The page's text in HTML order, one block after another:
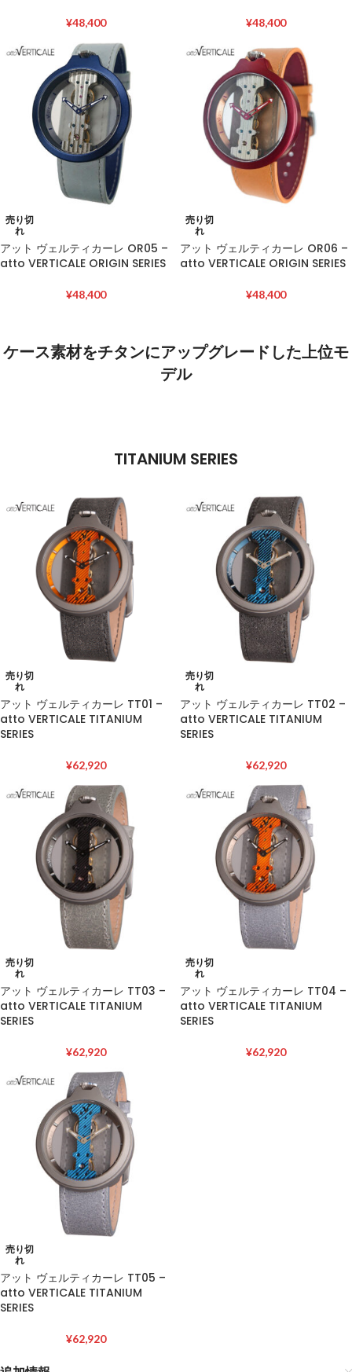
¥48,400 ¥48,400
売り切
れ
アット ヴェルティカーレ OR05 –
atto VERTICALE ORIGIN SERIES
¥48,400
売り切
れ
アット ヴェルティカーレ OR06 –
atto VERTICALE ORIGIN SERIES
¥48,400
ケース素材をチタンにアップグレードした上位モ
デル
TITANIUM SERIES
売り切
れ
アット ヴェルティカーレ TT01 –
atto VERTICALE TITANIUM
SERIES
¥62,920
売り切
れ
アット ヴェルティカーレ TT02 –
atto VERTICALE TITANIUM
SERIES
¥62,920
売り切
れ
アット ヴェルティカーレ TT03 –
atto VERTICALE TITANIUM
SERIES
¥62,920
売り切
れ
アット ヴェルティカーレ TT04 –
atto VERTICALE TITANIUM
SERIES
¥62,920
売り切
れ
アット ヴェルティカーレ TT05 –
atto VERTICALE TITANIUM
SERIES
¥62,920